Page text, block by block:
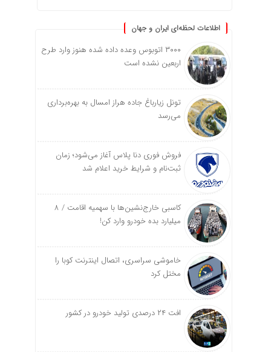
اطلاعات لحظه‌ای ایران و جهان
۳۰۰۰ اتوبوس وعده داده شده هنوز وارد طرح
اربعین نشده است
تونل زیارباغ جاده هراز امسال به بهره‌برداری
می‌رسد
فروش فوری دنا پلاس آغاز می‌شود؛ زمان
ثبت‌نام و شرایط خرید اعلام شد
کاسبی خارج‌نشین‌ها با سهمیه اقامت / ۸
میلیارد بده خودرو وارد کن!
خاموشی سراسری، اتصال اینترنت کوبا را
مختل کرد
افت ۲۴ درصدی تولید خودرو در کشور